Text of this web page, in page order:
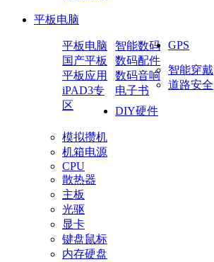
平板电脑
平板电脑
智能数码
国产平板
数码配件
平板应用
数码音响
iPAD3专
区
电子书
GPS
智能穿戴
道路安全
DIY硬件
模拟攒机
机箱电源
CPU
散热器
主板
光驱
显卡
键盘鼠标
内存硬盘